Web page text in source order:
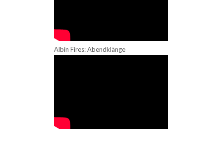
Albin Fires: Abendklänge